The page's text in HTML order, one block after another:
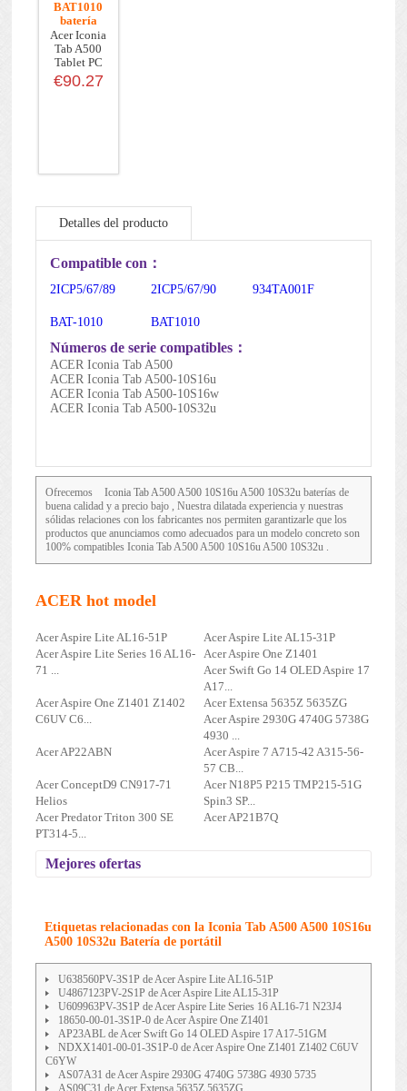
BAT1010
batería
Acer Iconia
Tab A500
Tablet PC
€90.27
Detalles del producto
Mantenimiento de la batería
Compatible con：
2ICP5/67/89 2ICP5/67/90 934TA001F
BAT-1010 BAT1010
Números de serie compatibles：
ACER Iconia Tab A500
ACER Iconia Tab A500-10S16u
ACER Iconia Tab A500-10S16w
ACER Iconia Tab A500-10S32u
Ofrecemos Iconia Tab A500 A500 10S16u A500 10S32ubaterías de
buena calidad y a precio bajo , Nuestra dilatada experiencia y nuestras
sólidas relaciones con los fabricantes nos permiten garantizarle que los
productos que anunciamos como adecuados para un modelo concreto son
100% compatibles Iconia Tab A500 A500 10S16u A500 10S32u .
ACER hot model
Acer Aspire Lite AL16-51P
Acer Aspire Lite AL15-31P
Acer Aspire Lite Series 16 AL16-
71 ...
Acer Aspire One Z1401
Acer Swift Go 14 OLED Aspire 17
A17...
Acer Aspire One Z1401 Z1402
C6UV C6...
Acer Extensa 5635Z 5635ZG
Acer Aspire 2930G 4740G 5738G
4930 ...
Acer AP22ABN
Acer Aspire 7 A715-42 A315-56-
57 CB...
Acer ConceptD9 CN917-71
Helios
Acer N18P5 P215 TMP215-51G
Spin3 SP...
Acer Predator Triton 300 SE
PT314-5...
Acer AP21B7Q
Mejores ofertas
Etiquetas relacionadas con la Iconia Tab A500 A500 10S16u
A500 10S32u Batería de portátil
U638560PV-3S1P de Acer Aspire Lite AL16-51P
U4867123PV-2S1P de Acer Aspire Lite AL15-31P
U609963PV-3S1P de Acer Aspire Lite Series 16 AL16-71 N23J4
18650-00-01-3S1P-0 de Acer Aspire One Z1401
AP23ABL de Acer Swift Go 14 OLED Aspire 17 A17-51GM
NDXX1401-00-01-3S1P-0 de Acer Aspire One Z1401 Z1402 C6UV
C6YW
AS07A31 de Acer Aspire 2930G 4740G 5738G 4930 5735